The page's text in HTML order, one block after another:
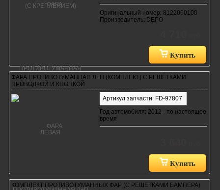
Оригинальный номер: 8122060100
Производитель: DEPO
Купить
ФАРА ПРОТИВОТУМАННАЯ Л+П (КОМПЛЕКТ) С РЕШЁТКАМИ
ПРОВОДКОЙ И КНОПКОЙ
Артикул запчасти: FD-97807
Год автомобиля: 2012 - по настоящее
время
Купить
КОМПЛЕКТ ПРОТИВОТУМАННЫХ ФАР (С РЕШЕТКАМИ БАМПЕРА)